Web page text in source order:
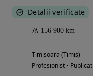
Detalii verificate
156 900 km
Timisoara (Timis)
Profesionist • Publicat